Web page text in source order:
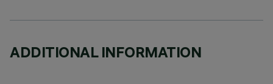
ADDITIONAL INFORMATION